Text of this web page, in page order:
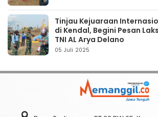
Tinjau Kejuaraan
di Kendal, Begini Pesan
TNI AL Arya Delano
05 Juli 2025